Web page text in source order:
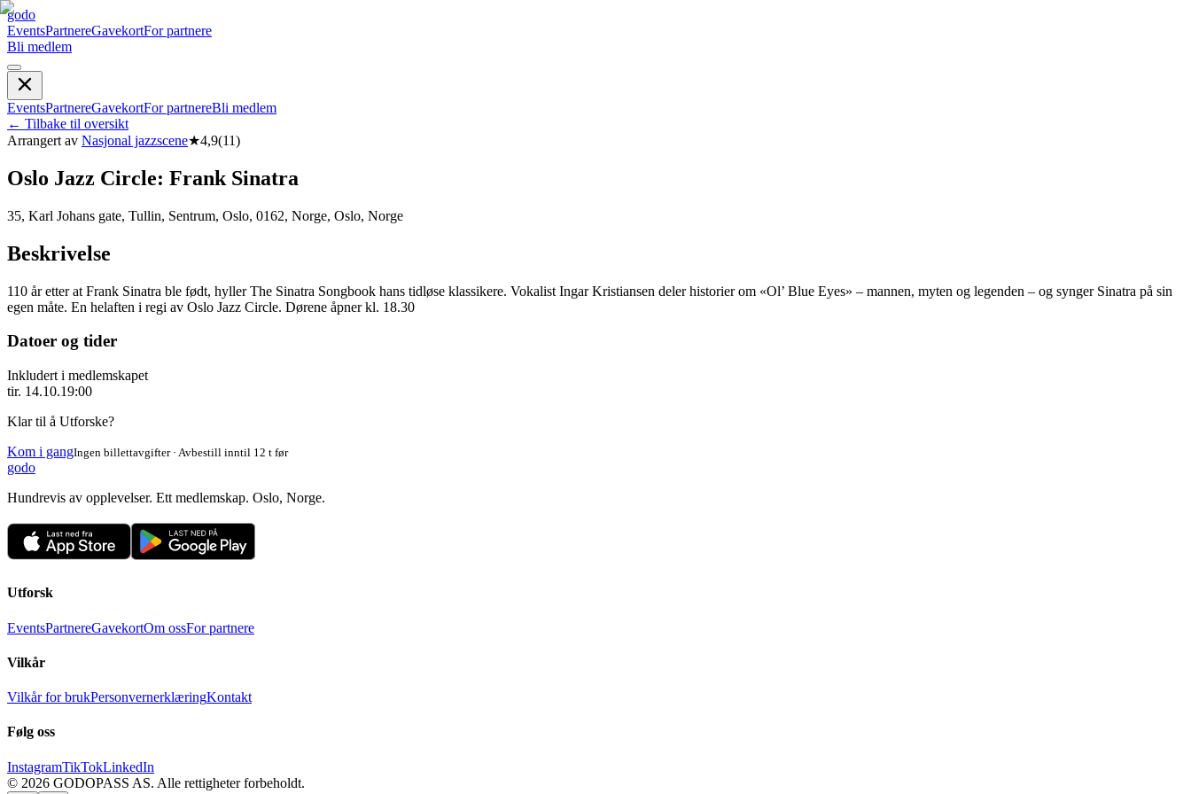
godo
EventsPartnereGavekortFor partnere
Bli medlem
EventsPartnereGavekortFor partnereBli medlem
← Tilbake til oversikt
Arrangert av Nasjonal jazzscene★4,9(11)
Oslo Jazz Circle: Frank Sinatra
35, Karl Johans gate, Tullin, Sentrum, Oslo, 0162, Norge, Oslo, Norge
Beskrivelse
110 år etter at Frank Sinatra ble født, hyller The Sinatra Songbook hans tidløse klassikere. Vokalist Ingar Kristiansen deler historier om «Ol’ Blue Eyes» – mannen, myten og legenden – og synger Sinatra på sin
egen måte. En helaften i regi av Oslo Jazz Circle. Dørene åpner kl. 18.30
Datoer og tider
Inkludert i medlemskapet
tir. 14.10.19:00
Klar til å Utforske?
Kom i gangIngen billettavgifter · Avbestill inntil 12 t før
godo
Hundrevis av opplevelser. Ett medlemskap. Oslo, Norge.
Utforsk
EventsPartnereGavekortOm ossFor partnere
Vilkår
Vilkår for brukPersonvernerklæringKontakt
Følg oss
InstagramTikTokLinkedIn
© 2026 GODOPASS AS. Alle rettigheter forbeholdt.